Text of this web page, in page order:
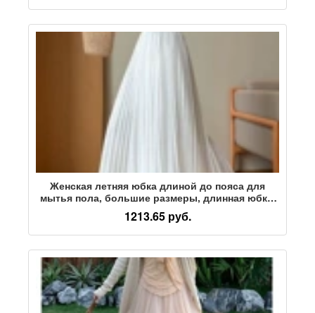
платье source factory, не свисающее
Женская летняя юбка длиной до пояса для
мытья пола, большие размеры, длинная юбка,
прикрывающая плиссированная юбка а-
силуэта
1213.65 руб.